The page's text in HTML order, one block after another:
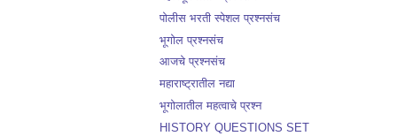
पोलीस भरती स्पेशल प्रश्नसंच
भूगोल प्रश्नसंच
आजचे प्रश्नसंच
महाराष्ट्रातील नद्या
भूगोलातील महत्वाचे प्रश्न
HISTORY QUESTIONS SET